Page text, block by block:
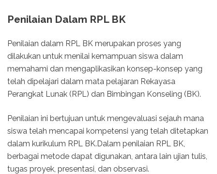
Penilaian Dalam RPL BK
Penilaian dalam RPL BK merupakan proses yang
dilakukan untuk menilai kemampuan siswa dalam
memahami dan mengaplikasikan konsep-konsep yang
telah dipelajari dalam mata pelajaran Rekayasa
Perangkat Lunak (RPL) dan Bimbingan Konseling (BK).
Penilaian ini bertujuan untuk mengevaluasi sejauh mana
siswa telah mencapai kompetensi yang telah ditetapkan
dalam kurikulum RPL BK.Dalam penilaian RPL BK,
berbagai metode dapat digunakan, antara lain ujian tulis,
tugas proyek, presentasi, dan observasi.